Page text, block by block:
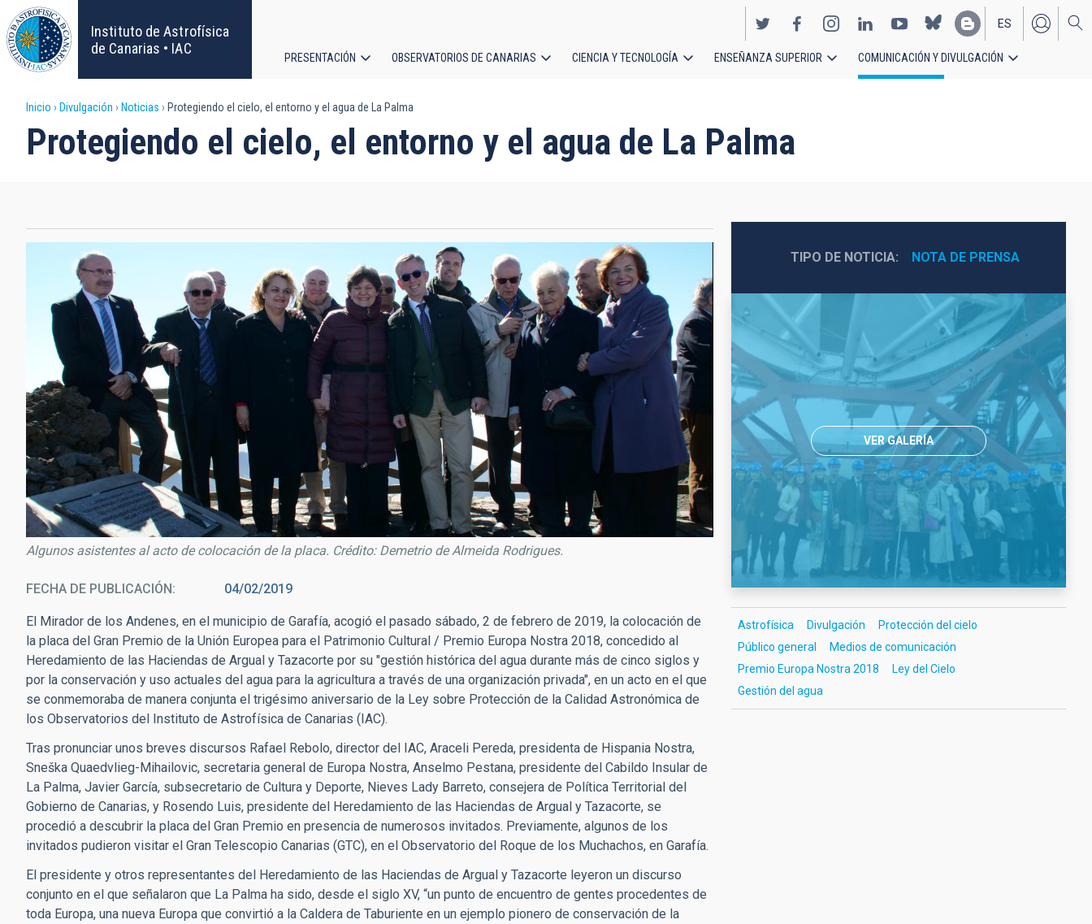
Pasar
al
contenido
principal
Instituto de Astrofísica
de Canarias • IAC
EN
ES
principal
PRESENTACIÓN OBSERVATORIOS DE CANARIAS CIENCIA Y TECNOLOGÍA ENSEÑANZA SUPERIOR COMUNICACIÓN Y DIVULGACIÓN
Sobrescribir
enlaces
ayuda
navegación
Inicio Divulgación Noticias Protegiendo el cielo, el entorno y el agua de La Palma
Protegiendo el cielo, el entorno y el agua de La Palma
Algunos asistentes al acto de colocación de la placa. Crédito: Demetrio de Almeida Rodrigues.
FECHA DE PUBLICACIÓN 04/02/2019
El Mirador de los Andenes, en el municipio de Garafía, acogió el pasado sábado, 2 de febrero de 2019, la colocación de
la placa del Gran Premio de la Unión Europea para el Patrimonio Cultural / Premio Europa Nostra 2018, concedido al
Heredamiento de las Haciendas de Argual y Tazacorte por su "gestión histórica del agua durante más de cinco siglos y
por la conservación y uso actuales del agua para la agricultura a través de una organización privada", en un acto en el que
se conmemoraba de manera conjunta el trigésimo aniversario de la Ley sobre Protección de la Calidad Astronómica de
los Observatorios del Instituto de Astrofísica de Canarias (IAC).
Tras pronunciar unos breves discursos Rafael Rebolo, director del IAC, Araceli Pereda, presidenta de Hispania Nostra,
Sneška Quaedvlieg-Mihailovic, secretaria general de Europa Nostra, Anselmo Pestana, presidente del Cabildo Insular de
La Palma, Javier García, subsecretario de Cultura y Deporte, Nieves Lady Barreto, consejera de Política Territorial del
Gobierno de Canarias, y Rosendo Luis, presidente del Heredamiento de las Haciendas de Argual y Tazacorte, se
procedió a descubrir la placa del Gran Premio en presencia de numerosos invitados. Previamente, algunos de los
invitados pudieron visitar el Gran Telescopio Canarias (GTC), en el Observatorio del Roque de los Muchachos, en Garafía.
El presidente y otros representantes del Heredamiento de las Haciendas de Argual y Tazacorte leyeron un discurso
conjunto en el que señalaron que La Palma ha sido, desde el siglo XV, “un punto de encuentro de gentes procedentes de
toda Europa, una nueva Europa que convirtió a la Caldera de Taburiente en un ejemplo pionero de conservación de la
TIPO DE NOTICIA NOTA DE PRENSA
VER GALERÍA
Astrofísica Divulgación
Protección del cielo
Público general
Medios de comunicación
Premio Europa Nostra 2018
Ley del Cielo
Gestión del agua